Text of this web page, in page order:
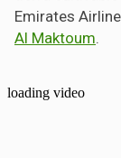
Emirates
Al Maktoum.